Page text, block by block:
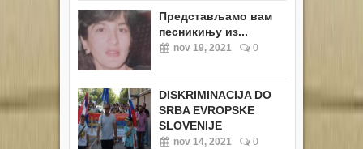
Представљамо вам
песникињу из...
nov 19, 2021 0
DISKRIMINACIJA DO
SRBA EVROPSKE
SLOVENIJE
nov 14, 2021 0